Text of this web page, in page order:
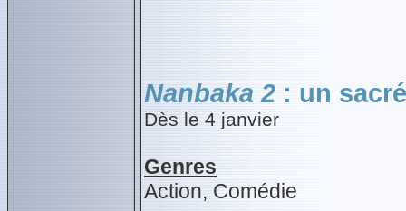
Nanbaka 2 : un
Dès le 4 janvier
Genres
Action, Comédie